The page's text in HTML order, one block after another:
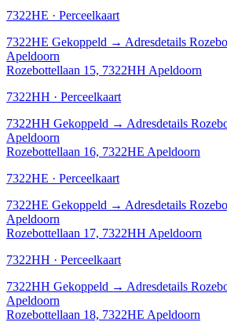
7322HE · Perceelkaart
7322HE Gekoppeld → Adresdetails
Apeldoorn
Rozebottellaan 15, 7322HH Apeldoorn
7322HH · Perceelkaart
7322HH Gekoppeld → Adresdetails
Apeldoorn
Rozebottellaan 16, 7322HE Apeldoorn
7322HE · Perceelkaart
7322HE Gekoppeld → Adresdetails
Apeldoorn
Rozebottellaan 17, 7322HH Apeldoorn
7322HH · Perceelkaart
7322HH Gekoppeld → Adresdetails
Apeldoorn
Rozebottellaan 18, 7322HE Apeldoorn